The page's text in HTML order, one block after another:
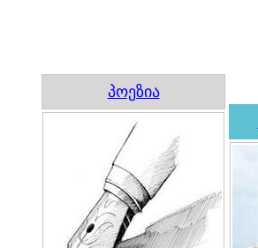
პოეზია